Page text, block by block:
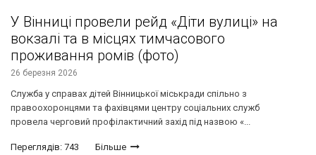
У Вінниці провели рейд «Діти вулиці» на
вокзалі та в місцях тимчасового
проживання ромів (фото)
26 березня 2026
Служба у справах дітей Вінницької міськради спільно з
правоохоронцями та фахівцями центру соціальних служб
провела черговий профілактичний захід під назвою «...
Переглядів: 743 Більше